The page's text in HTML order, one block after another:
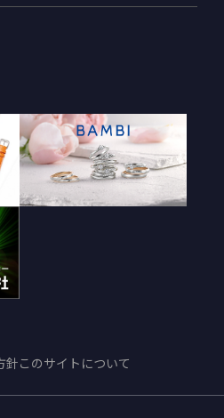
針このサイトについて